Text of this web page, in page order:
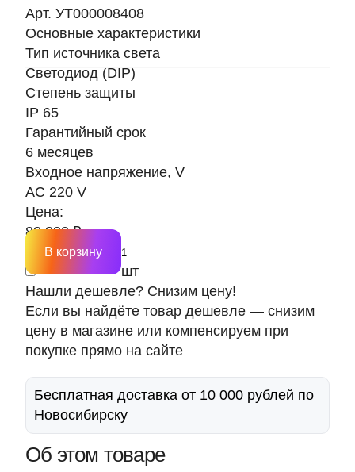
Арт. УТ000008408
Основные характеристики
Тип источника света
Светодиод (DIP)
Степень защиты
IP 65
Гарантийный срок
6 месяцев
Входное напряжение, V
AC 220 V
Цена:
88 830 ₽
шт
В корзину
Нашли дешевле? Снизим цену!
Если вы найдёте товар дешевле — снизим
цену в магазине или компенсируем при
покупке прямо на сайте
Бесплатная доставка от 10 000 рублей по
Новосибирску
Об этом товаре